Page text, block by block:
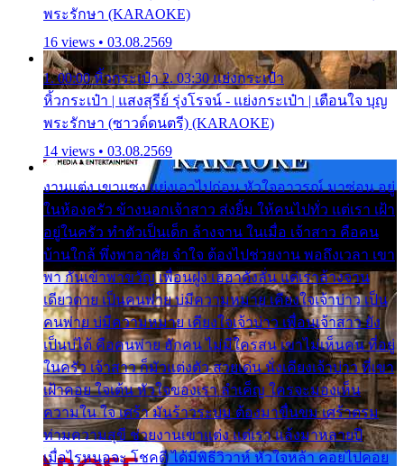
พระรักษา (KARAOKE)
16 views • 03.08.2569
1. 00:00 หิ้วกระเป๋า 2. 03:30 แย่งกระเป๋า
หิ้วกระเป๋า | แสงสุรีย์ รุ่งโรจน์ - แย่งกระเป๋า | เตือนใจ บุญ
พระรักษา (ซาวด์ดนตรี) (KARAOKE)
14 views • 03.08.2569
งานแต่ง เขาแซง แย่งเอาไปก่อน หัวใจอาวรณ์ มาซ่อน อยู่
ในห้องครัว ข้างนอกเจ้าสาว ส่งยิ้ม ให้คนไปทั่ว แต่เรา เฝ้า
อยู่ในครัว ทำตัวเป็นเด็ก ล้างจาน ในเมื่อ เจ้าสาว คือคน
บ้านใกล้ พึ่งพาอาศัย จำใจ ต้องไปช่วยงาน พอถึงเวลา เขา
พา กันเข้าพาขวัญ เพื่อนฝูง เฮฮาดังลั่น แต่เราล้างจาน
เดียวดาย เป็นคนพ่าย บ่มีความหมาย เคียงใจเจ้าบ่าว เป็น
คนพ่าย บ่มีความหมาย เคียงใจเจ้าบ่าว เพื่อนเจ้าสาว ยัง
เป็นบ่ได้ คือคนพ่าย ฮักคน ไม่มีใครสน เขาไม่เห็นคน ที่อยู่
ในครัว เจ้าสาว ก็มัวแต่งตัว สวยเด่น นั่งเคียงเจ้าบ่าว ที่เขา
เฝ้าคอย ใจเต้น หัวใจของเรา ลำเค็ญ ใครจะมองเห็น
ความใน ใจ เศร้า มันร้าวระบม ต้องมาขื่นขม เศร้าตรม
ท่ามความสุขี ช่วยงานเขาแต่ง แต่เรา แล้งมาหลายปี
เมื่อไรหนอจะ โชคดี ได้มีพิธีวิวาห์ หัวใจหล้า คอยไปคอย